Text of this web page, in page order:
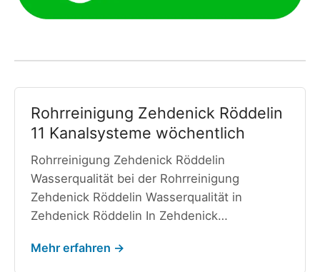
Rohrreinigung Zehdenick Röddelin
11 Kanalsysteme wöchentlich
Rohrreinigung Zehdenick Röddelin
Wasserqualität bei der Rohrreinigung
Zehdenick Röddelin Wasserqualität in
Zehdenick Röddelin In Zehdenick…
Mehr erfahren →